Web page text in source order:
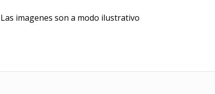
Las imagenes son a modo ilustrativo